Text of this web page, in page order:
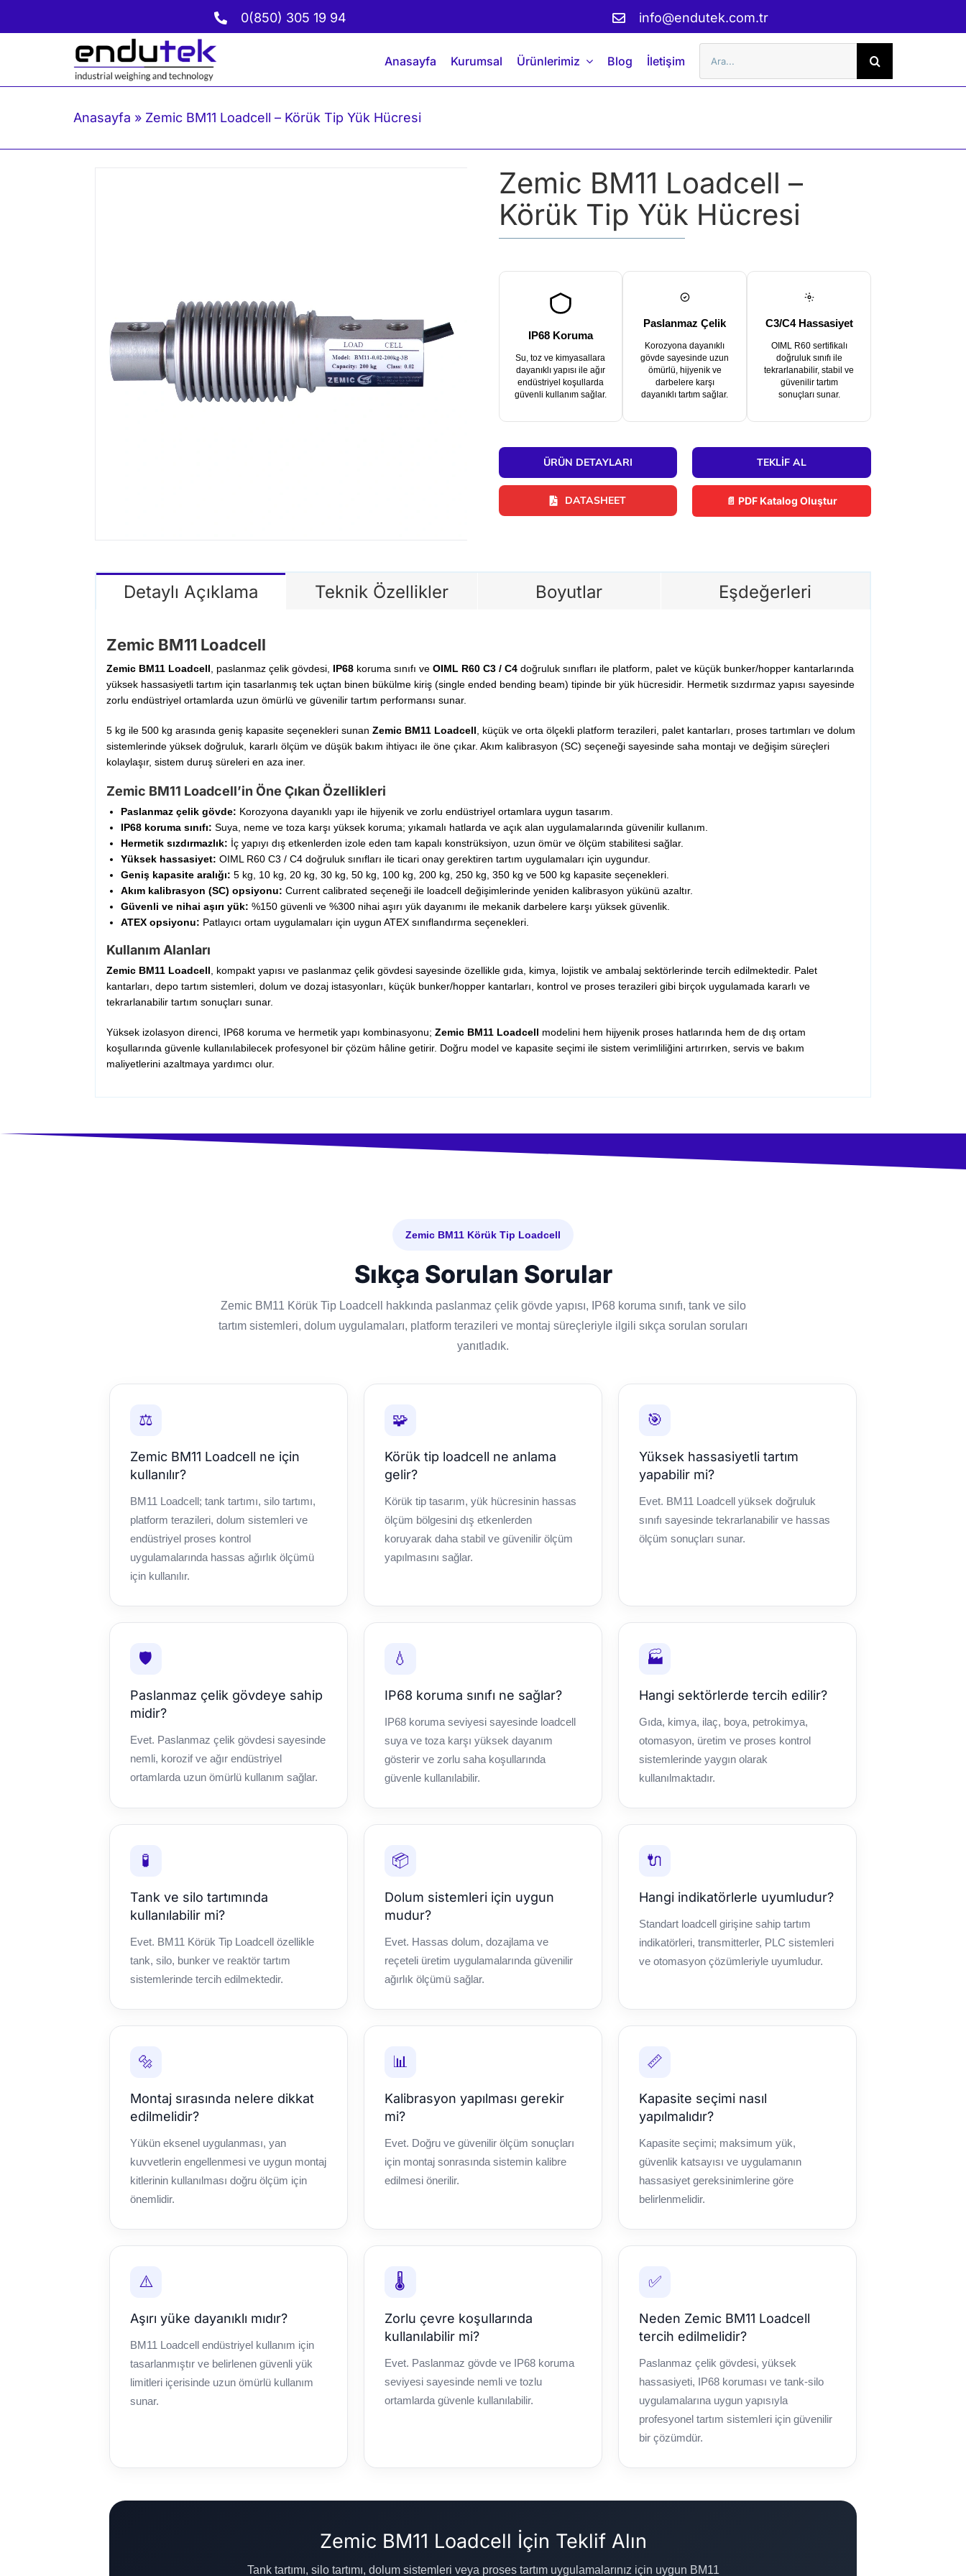
geç
0(850) 305 19 94 info@endutek.com.tr
Anasayfa Kurumsal Ürünlerimiz Blog İletişim
ara:
Anasayfa » Zemic BM11 Loadcell – Körük Tip Yük Hücresi
Zemic BM11 Loadcell –
Körük Tip Yük Hücresi
IP68 Koruma
Su, toz ve kimyasallara
dayanıklı yapısı ile ağır
endüstriyel koşullarda
güvenli kullanım sağlar.
Paslanmaz Çelik
Korozyona dayanıklı
gövde sayesinde uzun
ömürlü, hijyenik ve
darbelere karşı
dayanıklı tartım sağlar.
C3/C4 Hassasiyet
OIML R60 sertifikalı
doğruluk sınıfı ile
tekrarlanabilir, stabil ve
güvenilir tartım
sonuçları sunar.
ÜRÜN DETAYLARI TEKLIF AL
DATASHEET 📄 PDF Katalog Oluştur
Detaylı Açıklama Teknik Özellikler Boyutlar Eşdeğerleri
Zemic BM11 Loadcell
Zemic BM11 Loadcell, paslanmaz çelik gövdesi, IP68koruma sınıfı ve OIML R60 C3 / C4doğruluk sınıfları ile platform, palet ve küçük bunker/hopper kantarlarında
yüksek hassasiyetli tartım için tasarlanmış tek uçtan binen bükülme kiriş (single ended bending beam) tipinde bir yük hücresidir. Hermetik sızdırmaz yapısı sayesinde
zorlu endüstriyel ortamlarda uzun ömürlü ve güvenilir tartım performansı sunar.
5 kg ile 500 kg arasında geniş kapasite seçenekleri sunan Zemic BM11 Loadcell, küçük ve orta ölçekli platform terazileri, palet kantarları, proses tartımları ve dolum
sistemlerinde yüksek doğruluk, kararlı ölçüm ve düşük bakım ihtiyacı ile öne çıkar. Akım kalibrasyon (SC) seçeneği sayesinde saha montajı ve değişim süreçleri
kolaylaşır, sistem duruş süreleri en aza iner.
Zemic BM11 Loadcell’in Öne Çıkan Özellikleri
Paslanmaz çelik gövde: Korozyona dayanıklı yapı ile hijyenik ve zorlu endüstriyel ortamlara uygun tasarım.
IP68 koruma sınıfı: Suya, neme ve toza karşı yüksek koruma; yıkamalı hatlarda ve açık alan uygulamalarında güvenilir kullanım.
Hermetik sızdırmazlık: İç yapıyı dış etkenlerden izole eden tam kapalı konstrüksiyon, uzun ömür ve ölçüm stabilitesi sağlar.
Yüksek hassasiyet: OIML R60 C3 / C4 doğruluk sınıfları ile ticari onay gerektiren tartım uygulamaları için uygundur.
Geniş kapasite aralığı: 5 kg, 10 kg, 20 kg, 30 kg, 50 kg, 100 kg, 200 kg, 250 kg, 350 kg ve 500 kg kapasite seçenekleri.
Akım kalibrasyon (SC) opsiyonu: Current calibrated seçeneği ile loadcell değişimlerinde yeniden kalibrasyon yükünü azaltır.
Güvenli ve nihai aşırı yük: %150 güvenli ve %300 nihai aşırı yük dayanımı ile mekanik darbelere karşı yüksek güvenlik.
ATEX opsiyonu: Patlayıcı ortam uygulamaları için uygun ATEX sınıflandırma seçenekleri.
Kullanım Alanları
Zemic BM11 Loadcell, kompakt yapısı ve paslanmaz çelik gövdesi sayesinde özellikle gıda, kimya, lojistik ve ambalaj sektörlerinde tercih edilmektedir. Palet
kantarları, depo tartım sistemleri, dolum ve dozaj istasyonları, küçük bunker/hopper kantarları, kontrol ve proses terazileri gibi birçok uygulamada kararlı ve
tekrarlanabilir tartım sonuçları sunar.
Yüksek izolasyon direnci, IP68 koruma ve hermetik yapı kombinasyonu; Zemic BM11 Loadcell modelini hem hijyenik proses hatlarında hem de dış ortam
koşullarında güvenle kullanılabilecek profesyonel bir çözüm hâline getirir. Doğru model ve kapasite seçimi ile sistem verimliliğini artırırken, servis ve bakım
maliyetlerini azaltmaya yardımcı olur.
Zemic BM11 Körük Tip Loadcell
Sıkça Sorulan Sorular
Zemic BM11 Körük Tip Loadcell hakkında paslanmaz çelik gövde yapısı, IP68 koruma sınıfı, tank ve silo
tartım sistemleri, dolum uygulamaları, platform terazileri ve montaj süreçleriyle ilgili sıkça sorulan soruları
yanıtladık.
⚖️
Zemic BM11 Loadcell ne için
kullanılır?
BM11 Loadcell; tank tartımı, silo tartımı,
platform terazileri, dolum sistemleri ve
endüstriyel proses kontrol
uygulamalarında hassas ağırlık ölçümü
için kullanılır.
🧩
Körük tip loadcell ne anlama
gelir?
Körük tip tasarım, yük hücresinin hassas
ölçüm bölgesini dış etkenlerden
koruyarak daha stabil ve güvenilir ölçüm
yapılmasını sağlar.
🎯
Yüksek hassasiyetli tartım
yapabilir mi?
Evet. BM11 Loadcell yüksek doğruluk
sınıfı sayesinde tekrarlanabilir ve hassas
ölçüm sonuçları sunar.
🛡️
Paslanmaz çelik gövdeye sahip
midir?
Evet. Paslanmaz çelik gövdesi sayesinde
nemli, korozif ve ağır endüstriyel
ortamlarda uzun ömürlü kullanım sağlar.
💧
IP68 koruma sınıfı ne sağlar?
IP68 koruma seviyesi sayesinde loadcell
suya ve toza karşı yüksek dayanım
gösterir ve zorlu saha koşullarında
güvenle kullanılabilir.
🏭
Hangi sektörlerde tercih edilir?
Gıda, kimya, ilaç, boya, petrokimya,
otomasyon, üretim ve proses kontrol
sistemlerinde yaygın olarak
kullanılmaktadır.
🧪
Tank ve silo tartımında
kullanılabilir mi?
Evet. BM11 Körük Tip Loadcell özellikle
tank, silo, bunker ve reaktör tartım
sistemlerinde tercih edilmektedir.
📦
Dolum sistemleri için uygun
mudur?
Evet. Hassas dolum, dozajlama ve
reçeteli üretim uygulamalarında güvenilir
ağırlık ölçümü sağlar.
🔌
Hangi indikatörlerle uyumludur?
Standart loadcell girişine sahip tartım
indikatörleri, transmitterler, PLC sistemleri
ve otomasyon çözümleriyle uyumludur.
🔩
Montaj sırasında nelere dikkat
edilmelidir?
Yükün eksenel uygulanması, yan
kuvvetlerin engellenmesi ve uygun montaj
kitlerinin kullanılması doğru ölçüm için
önemlidir.
📊
Kalibrasyon yapılması gerekir
mi?
Evet. Doğru ve güvenilir ölçüm sonuçları
için montaj sonrasında sistemin kalibre
edilmesi önerilir.
📏
Kapasite seçimi nasıl
yapılmalıdır?
Kapasite seçimi; maksimum yük,
güvenlik katsayısı ve uygulamanın
hassasiyet gereksinimlerine göre
belirlenmelidir.
⚠️
Aşırı yüke dayanıklı mıdır?
BM11 Loadcell endüstriyel kullanım için
tasarlanmıştır ve belirlenen güvenli yük
limitleri içerisinde uzun ömürlü kullanım
sunar.
🌡️
Zorlu çevre koşullarında
kullanılabilir mi?
Evet. Paslanmaz gövde ve IP68 koruma
seviyesi sayesinde nemli ve tozlu
ortamlarda güvenle kullanılabilir.
✅
Neden Zemic BM11 Loadcell
tercih edilmelidir?
Paslanmaz çelik gövdesi, yüksek
hassasiyeti, IP68 koruması ve tank-silo
uygulamalarına uygun yapısıyla
profesyonel tartım sistemleri için güvenilir
bir çözümdür.
Zemic BM11 Loadcell İçin Teklif Alın
Tank tartımı, silo tartımı, dolum sistemleri veya proses tartım uygulamalarınız için uygun BM11